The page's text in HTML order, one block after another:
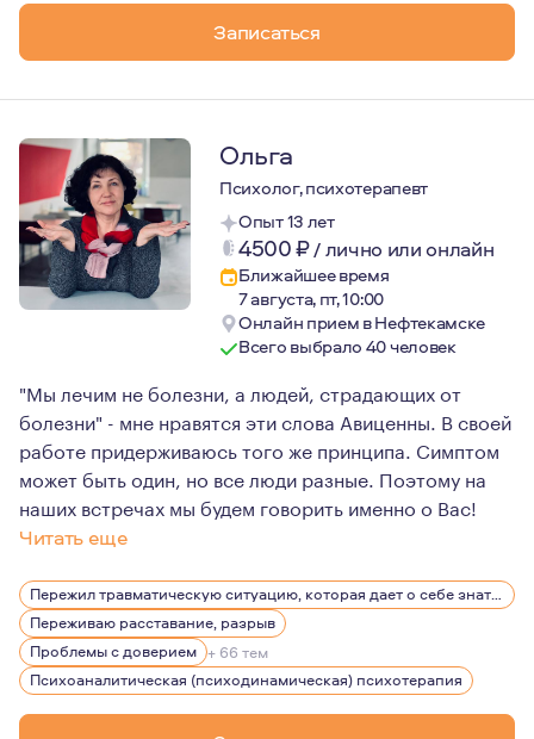
Мне помогать людям обретать себя, возвращать
Записаться
Ольга
Психолог, психотерапевт
Опыт 13 лет
4500₽/лично или онлайн
Ближайшее время
7 августа, пт, 10:00
Онлайн прием в Нефтекамске
Всего выбрало 40 человек
"Мы лечим не болезни, а людей, страдающих от
болезни" - мне нравятся эти слова Авиценны. В своей
работе придерживаюсь того же принципа. Симптом
может быть один, но все люди разные. Поэтому на
наших встречах мы будем говорить именно о Вас!
Читать еще
Считаю одной из основных своих задач, чтобы в
Мое образование и опыт позволяют мне помогать
Пережил травматическую ситуацию, которая дает о себе знать, беспокоит, вызывает эмоции
Переживаю расставание, разрыв
Проблемы с доверием + 66 тем
Психоаналитическая (психодинамическая) психотерапия